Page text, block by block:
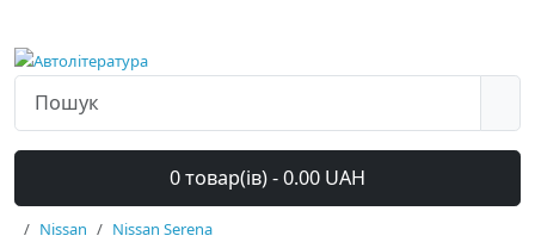
0 товар(ів) - 0.00 UAH
Nissan Nissan Serena